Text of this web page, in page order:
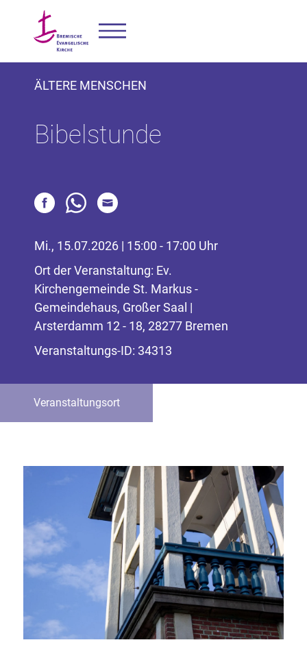
ÄLTERE MENSCHEN
Bibelstunde
Mi., 15.07.2026 | 15:00 - 17:00 Uhr
Ort der Veranstaltung: Ev.
Kirchengemeinde St. Markus -
Gemeindehaus, Großer Saal |
Arsterdamm 12 - 18, 28277 Bremen
Veranstaltungs-ID: 34313
Veranstaltungsort